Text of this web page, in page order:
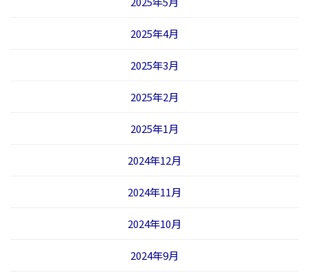
2025年4月
2025年3月
2025年2月
2025年1月
2024年12月
2024年11月
2024年10月
2024年9月